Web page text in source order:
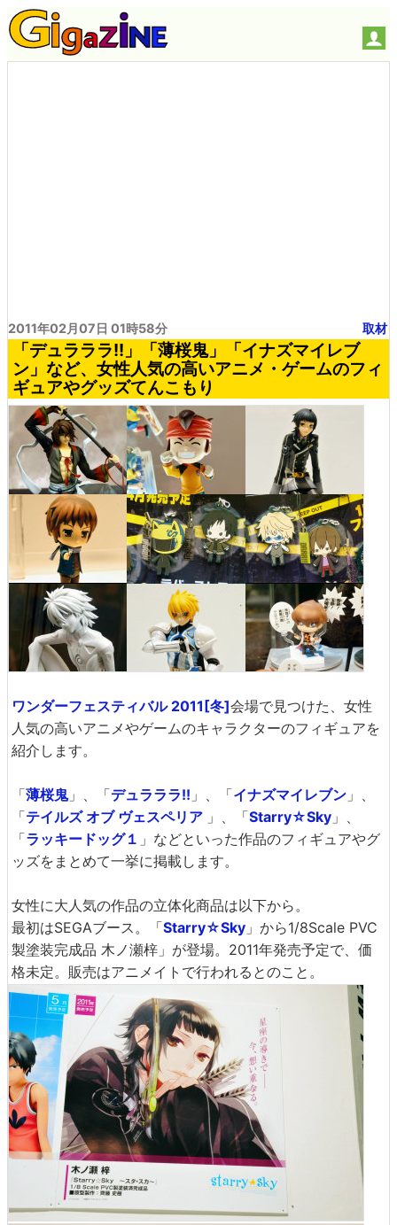
2011年02月07日 01時58分 取材
「デュラララ!!」「薄桜鬼」「イナズマイレブ
ン」など、女性人気の高いアニメ・ゲームのフィ
ギュアやグッズてんこもり
ワンダーフェスティバル 2011[冬]会場で見つけた、女性
人気の高いアニメやゲームのキャラクターのフィギュアを
紹介します。
「薄桜鬼」、「デュラララ!! 」、「イナズマイレブン 」、
「テイルズ オブ ヴェスペリア 」、「Starry☆Sky 」、
「ラッキードッグ１ 」などといった作品のフィギュアやグ
ッズをまとめて一挙に掲載します。
女性に大人気の作品の立体化商品は以下から。
最初はSEGAブース。「Starry☆Sky 」から1/8Scale PVC
製塗装完成品 木ノ瀬梓」が登場。2011年発売予定で、価
格未定。販売はアニメイトで行われるとのこと。